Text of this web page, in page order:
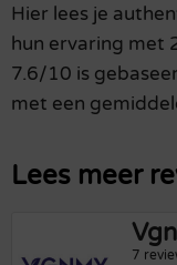
Hier lees je
hun ervaring met
7.6/10 is
met een
Lees meer
7